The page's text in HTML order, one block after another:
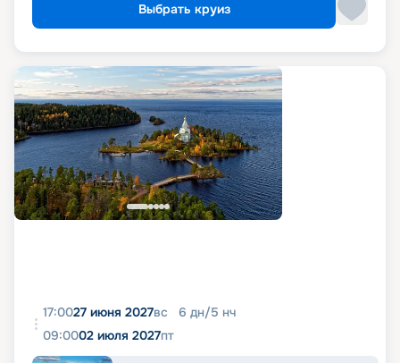
Выбрать круиз
17:0027 июня 2027вс 6 дн/5 нч
09:0002 июля 2027пт